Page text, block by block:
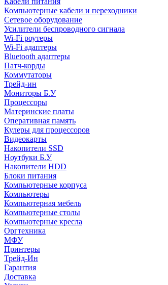
Компьютерные кабели и переходники
Сетевое оборудование
Усилители беспроводного сигнала
Wi-Fi роутеры
Wi-Fi адаптеры
Bluetooth адаптеры
Патч-корды
Коммутаторы
Трейд-ин
Мониторы Б.У
Процессоры
Материнские платы
Оперативная память
Кулеры для процессоров
Видеокарты
Накопители SSD
Ноутбуки Б.У
Накопители HDD
Блоки питания
Компьютерные корпуса
Компьютеры
Компьютерная мебель
Компьютерные столы
Компьютерные кресла
Оргтехника
МФУ
Принтеры
Трейд-Ин
Гарантия
Доставка